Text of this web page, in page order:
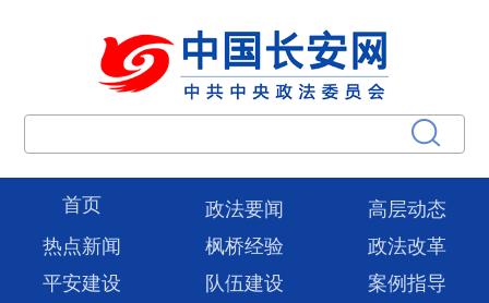
首页 政法要闻
高层动态
热点新闻
枫桥经验
政法改革
平安建设
队伍建设
案例指导